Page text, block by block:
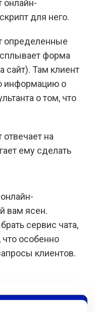
онлайн-
для него.
определенные
форма
сайт). Там клиент
информацию о
о том, что
отвечает на
ему сделать
вам ясен.
сервис чата,
что особенно
клиентов.